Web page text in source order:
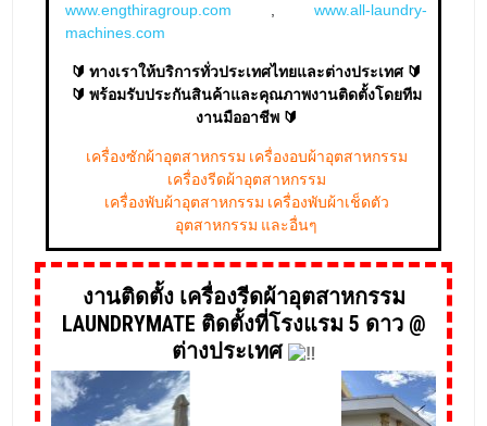
www.engthiragroup.com , www.all-laundry-
machines.com
🔰 ทางเราให้บริการทั่วประเทศไทยและต่างประเทศ 🔰
🔰 พร้อมรับประกันสินค้าและคุณภาพงานติดตั้งโดยทีม
งานมืออาชีพ 🔰
เครื่องซักผ้าอุตสาหกรรม เครื่องอบผ้าอุตสาหกรรม
เครื่องรีดผ้าอุตสาหกรรม
เครื่องพับผ้าอุตสาหกรรม เครื่องพับผ้าเช็ดตัว
อุตสาหกรรม และอื่นๆ
งานติดตั้ง เครื่องรีดผ้าอุตสาหกรรม
LAUNDRYMATE ติดตั้งที่โรงแรม 5 ดาว @
ต่างประเทศ